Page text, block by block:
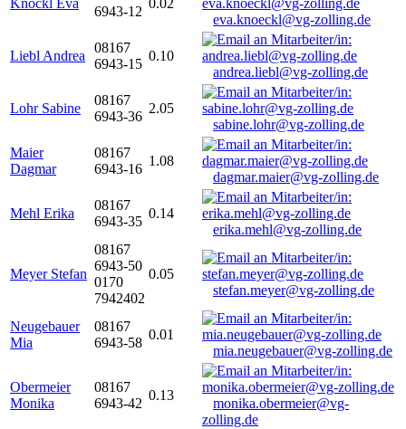
Knöckl Eva
6943-12
0.02
eva.knoeckl@vg-zolling.de
Liebl Andrea
08167
6943-15
0.10
andrea.liebl@vg-zolling.de
Lohr Sabine
08167
6943-36
2.05
sabine.lohr@vg-zolling.de
Maier
Dagmar
08167
6943-16
1.08
dagmar.maier@vg-zolling.de
Mehl Erika
08167
6943-35
0.14
erika.mehl@vg-zolling.de
Meyer Stefan
08167
6943-50
0170
7942402
0.05
stefan.meyer@vg-zolling.de
Neugebauer
Mia
08167
6943-58
0.01
mia.neugebauer@vg-zolling.de
Obermeier
Monika
08167
6943-42
0.13
monika.obermeier@vg-
zolling.de